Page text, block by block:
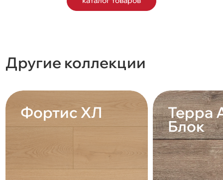
Другие коллекции
Фортис ХЛ Терра
Блок